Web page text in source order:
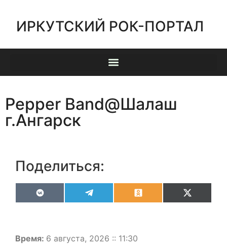
ИРКУТСКИЙ РОК-ПОРТАЛ
Pepper Band@Шалаш
г.Ангарск
Поделиться:
VK OdnoklassnikiX
(Twitter)
Время: 6 августа, 2026 :: 11:30